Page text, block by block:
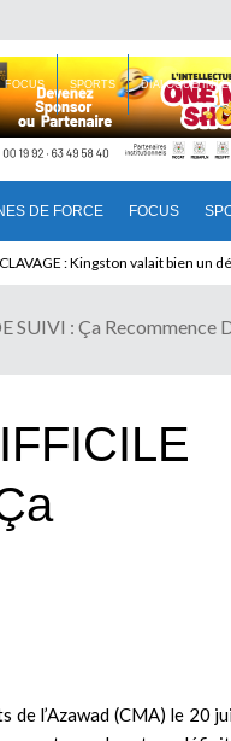
DE FORCE FOCUS
FOCUS SPORTS DIALOGUE
quitte le pouvoir sans partir !
SUIVI : Ça Recommence
de l’Azawad (CMA) le 20